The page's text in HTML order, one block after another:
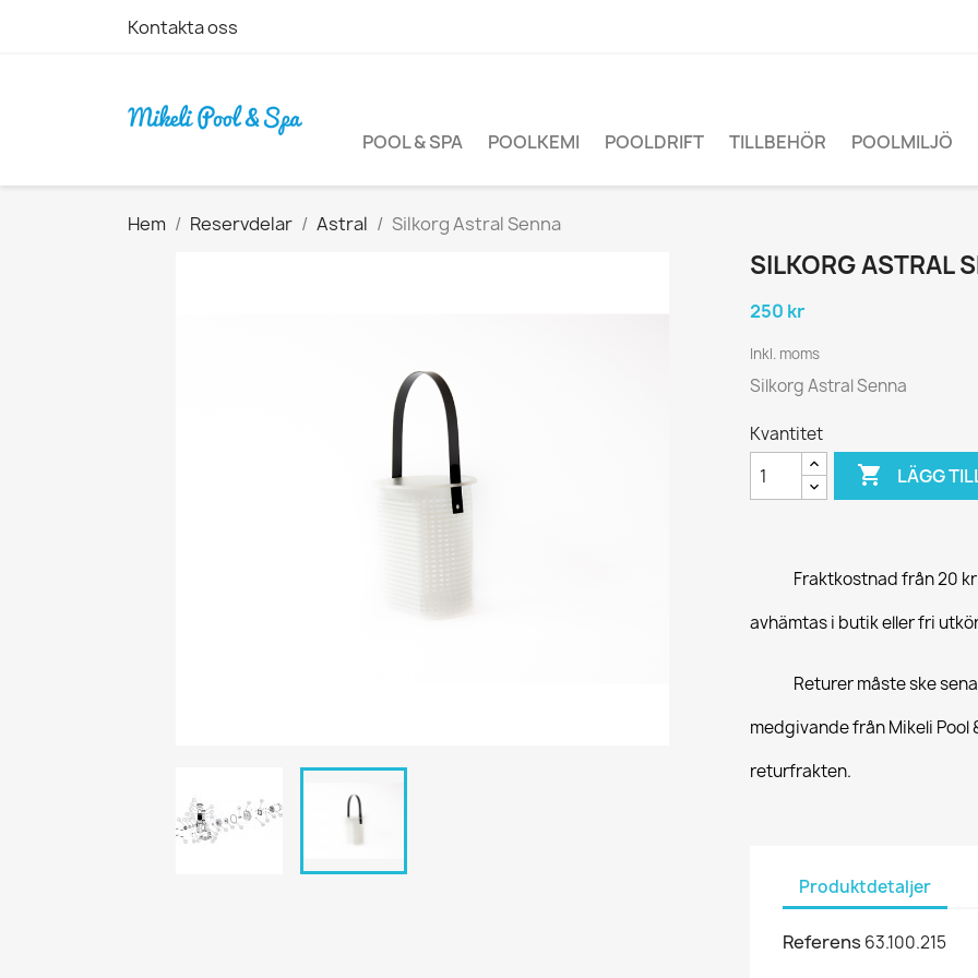
Kontakta oss
POOL & SPA POOLKEMI POOLDRIFT TILLBEHÖR POOLMILJÖ
Hem Reservdelar Astral Silkorg Astral Senna
SILKORG ASTRAL
250 kr
Inkl. moms
Silkorg Astral Senna
Kvantitet
 LÄGG
Fraktkostnad från 20
avhämtas i butik eller fri
Returer måste ske
medgivande från Mikeli Pool
returfrakten.
Produktdetaljer
Referens 63.100.215